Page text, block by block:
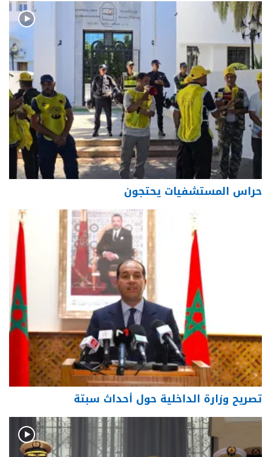
حراس المستشفيات يحتجون
تصريح وزارة الداخلية حول أحداث سبتة